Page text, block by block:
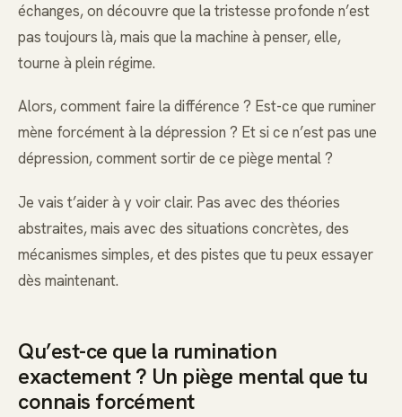
échanges, on découvre que la tristesse profonde n’est
pas toujours là, mais que la machine à penser, elle,
tourne à plein régime.
Alors, comment faire la différence ? Est-ce que ruminer
mène forcément à la dépression ? Et si ce n’est pas une
dépression, comment sortir de ce piège mental ?
Je vais t’aider à y voir clair. Pas avec des théories
abstraites, mais avec des situations concrètes, des
mécanismes simples, et des pistes que tu peux essayer
dès maintenant.
Qu’est-ce que la rumination
exactement ? Un piège mental que tu
connais forcément